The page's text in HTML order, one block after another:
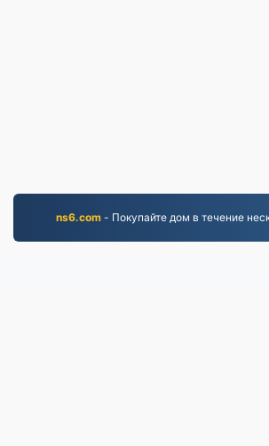
ns6.com- Покупайте дом в течение